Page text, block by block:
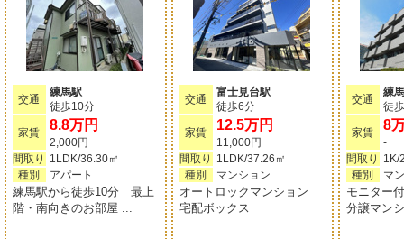
交通
練馬駅
徒歩10分
家賃 8.8万円
2,000円
間取り
1LDK/36.30㎡
種別
アパート
練馬駅から徒歩10分 最上
階・南向きのお部屋 ...
交通
富士見台駅
徒歩6分
家賃 12.5万円
11,000円
間取り
1LDK/37.26㎡
種別
マンション
オートロックマンション
宅配ボックス
交通
練
徒
家賃 8
-
間取り
1K/
種別
マ
モニター
分譲マン